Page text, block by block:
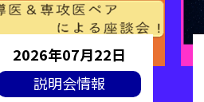
2026年07月22日
説明会情報